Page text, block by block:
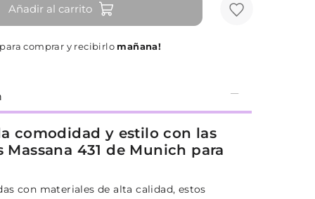
Añadir al carrito
comprar y recibirlo mañana!
comodidad y estilo con las
Massana 431 de Munich para
con materiales de alta calidad, estos